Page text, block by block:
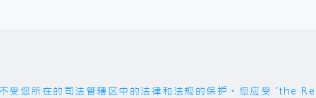
受您所在的司法管辖区中的法律和法规的保护。您应受